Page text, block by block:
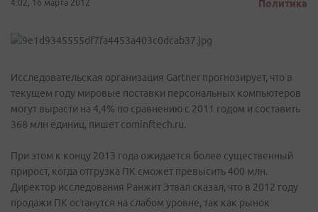
4:02, 16 марта 2012 Политика
Исследовательская организация Gartner прогнозирует, что в
текущем году мировые поставки персональных компьютеров
могут вырасти на 4,4% по сравнению с 2011 годом и составить
368 млн единиц, пишет cominftech.ru.
При этом к концу 2013 года ожидается более существенный
прирост, когда отгрузка ПК сможет превысить 400 млн.
Директор исследования Ранжит Этвал сказал, что в 2012 году
продажи ПК останутся на слабом уровне, так как рынок